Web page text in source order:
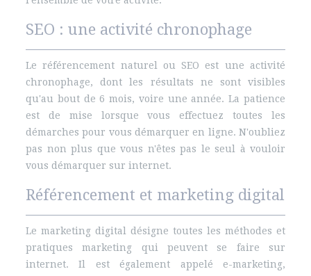
SEO : une activité chronophage
Le référencement naturel ou SEO est une activité
chronophage, dont les résultats ne sont visibles
qu'au bout de 6 mois, voire une année. La patience
est de mise lorsque vous effectuez toutes les
démarches pour vous démarquer en ligne. N'oubliez
pas non plus que vous n'êtes pas le seul à vouloir
vous démarquer sur internet.
Référencement et marketing digital
Le marketing digital désigne toutes les méthodes et
pratiques marketing qui peuvent se faire sur
internet. Il est également appelé e-marketing,